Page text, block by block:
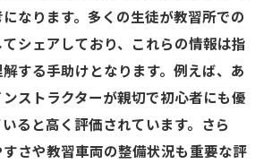
なります。多くの生徒が教習所での
シェアしており、これらの情報は指
する手助けとなります。例えば、あ
ストラクターが親切で初心者にも優
ると高く評価されています。さら
さや教習車両の整備状況も重要な評